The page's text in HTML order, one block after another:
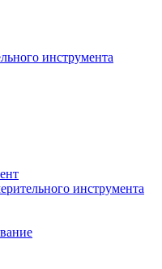
инструмента
инструмента